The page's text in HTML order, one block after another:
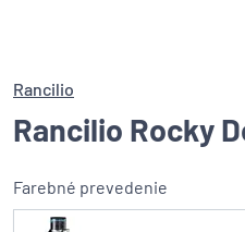
Rancilio
Rancilio Rocky
Farebné prevedenie